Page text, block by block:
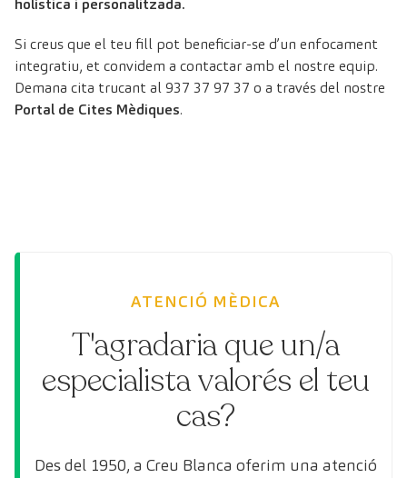
holística i personalitzada.
Si creus que el teu fill pot beneficiar-se d’un enfocament
integratiu, et convidem a contactar amb el nostre equip.
Demana cita trucant al 937 37 97 37 o a través del nostre
Portal de Cites Mèdiques.
ATENCIÓ MÈDICA
T'agradaria que un/a
especialista valorés el teu
cas?
Des del 1950, a Creu Blanca oferim una atenció